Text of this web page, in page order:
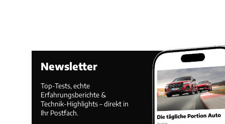
Newsletter
Top-Tests, echte
Erfahrungsberichte &
Technik-Highlights – direkt in
Ihr Postfach.